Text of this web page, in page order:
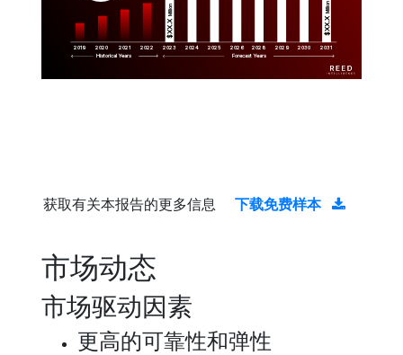
2019 2020 2021 2022 2023 2024 2025 2026 2028 2029 2030 2031
$XX.X
Million
$XX.X
Million
Historical Years Forecast Years
获取有关本报告的更多信息 下载免费样本
市场动态
市场驱动因素
更高的可靠性和弹性